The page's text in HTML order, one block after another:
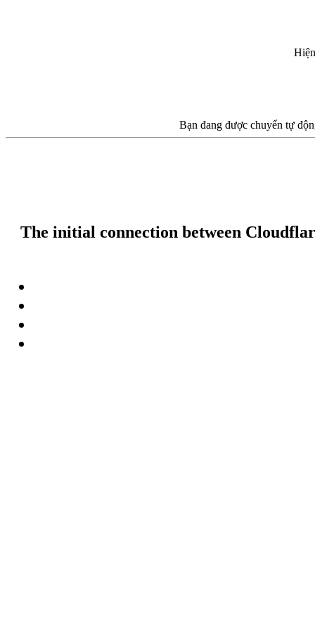
Bạn đang được chuyển tự
The initial connection between